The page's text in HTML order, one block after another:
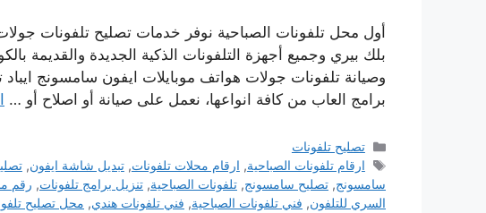
أول محل تلفونات الصباحية نوفر خدمات تصليح تلفونات
بلك بيري وجميع أجهزة التلفونات الذكية الجديدة والقديمة
وصيانة تلفونات جولات هواتف موبايلات ايفون سامسونج
برامج العاب من كافة انواعها، نعمل على صيانة أو اصلاح أو …
التصنيفات
تصليح تلفونات
الوسوم
ارقام تلفونات الصباحية, ارقام محلات تلفونات,تبديل شاشة ايفون,
سامسونج, تصليح سامسونج, تلفونات الصباحية, تنزيل برامج تلفونات, رقم
السري للتلفون, فني تلفونات الصباحية, فني تلفونات هندي, محل تصليح